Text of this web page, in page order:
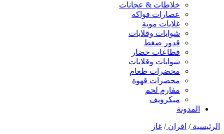
خلاطات & عجانات
عصارات فواكه
غلايات موية
شوايات وقلايات
قدور ضغط
قطاعات خضار
شوايات وقلايات
محضرات طعام
محضرات قهوة
مفارم لحم
ميكرويف
المدونة
الرئيسية/ افران/ غاز